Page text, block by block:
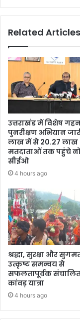
Related Articles
उत्तराखंड में विशेष
पुनरीक्षण अभियान
लाख में से 20.27 लाख
मतदाताओं तक पहुंचे
सीईओ
4 hours ago
श्रद्धा, सुरक्षा और
उत्कृष्ट समन्वय से
सफलतापूर्वक संचालित
कांवड़ यात्रा
4 hours ago